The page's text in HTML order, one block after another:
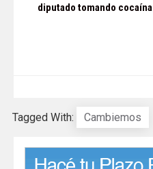
entradas
diputado tomando cocaína
Tagged With: Cambiemos